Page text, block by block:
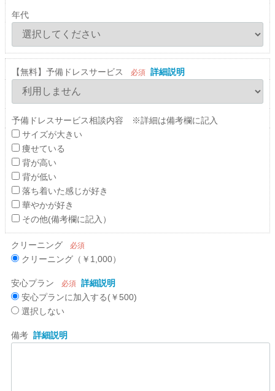
年代
【無料】予備ドレスサービス 必須 詳細説明
予備ドレスサービス相談内容 ※詳細は備考欄に記入
サイズが大きい
痩せている
背が高い
背が低い
落ち着いた感じが好き
華やかが好き
その他(備考欄に記入）
クリーニング 必須
クリーニング（￥1,000）
安心プラン 必須 詳細説明
安心プランに加入する(￥500)
選択しない
備考 詳細説明